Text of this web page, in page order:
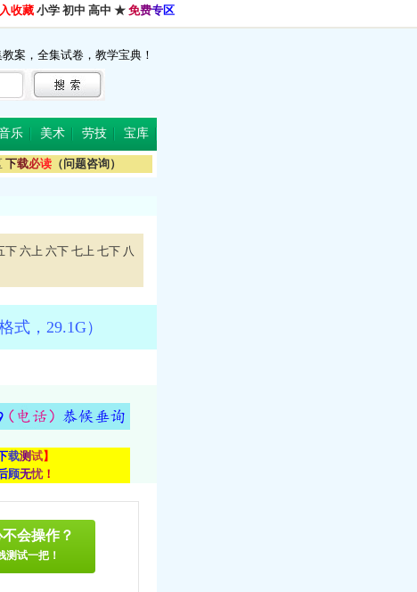
收藏 小学 初中 高中 ★ 免费专区
案，全集试卷，教学宝典！
乐 美术 劳技 宝库
下载必读 （问题咨询）
下 六上 六下 七上 七下 八
式，29.1G）
载测试】
顾无忧！
会操作？
测试一把！